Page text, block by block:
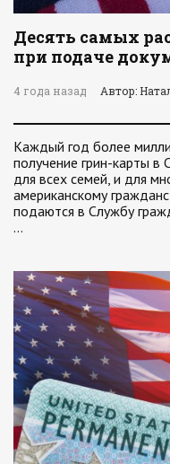
Десять самых
при подаче
4 года назад Автор:
Каждый год более
получение грин-карты
для всех семей, и для
американскому
подаются в Службу
…